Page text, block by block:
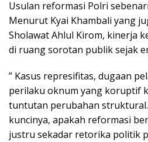
Usulan reformasi Polri
Menurut Kyai Khambali yang
Sholawat Ahlul Kirom, kinerja
di ruang sorotan publik sejak
” Kasus represifitas, dugaan
perilaku oknum yang koruptif
tuntutan perubahan
kuncinya, apakah reformasi
justru sekadar retorika politik